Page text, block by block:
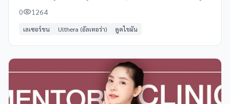
0 1264
เลเซอร์ขน Ulthera (อัลเทอร่า) ดูดไขมัน